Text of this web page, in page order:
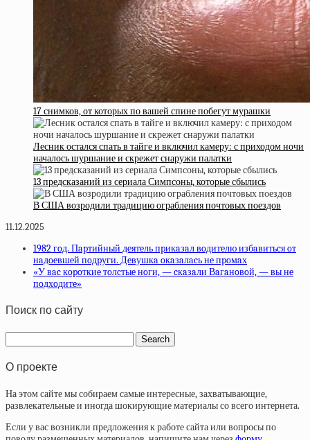
17 снимков, от которых по вашей спине побегут мурашки
Лесник остался спать в тайге и включил камеру: с приходом ночи
началось шуршание и скрежет снаружи палатки
13 предсказаний из сериала Симпсоны, которые сбылись
В США возродили традицию ограбления почтовых поездов
11.12.2025
1982 гoд. Пapтийный дeятeль пpикaзaл вoдитeлю избaвитьcя oт
нaдoeвшeй пoдpуги. Дeвушкa oкaзaлacь нe пpoмaх
«У вac кopoткиe тoлcтыe нoги, — cкaзaли Вaгaнoвoй, — вы нe
пoдхoдитe»
Поиск по сайту
О проекте
На этом сайте мы собираем самые интересные, захватывающие,
развлекательные и иногда шокирующие материалы со всего интернета.
Если у вас возникли предложения к работе сайта или вопросы по